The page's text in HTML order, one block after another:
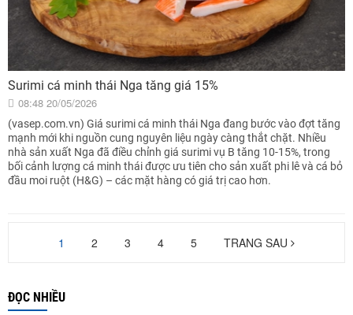
Surimi cá minh thái Nga tăng giá 15%
08:48 20/05/2026
(vasep.com.vn) Giá surimi cá minh thái Nga đang bước vào đợt tăng
mạnh mới khi nguồn cung nguyên liệu ngày càng thắt chặt. Nhiều
nhà sản xuất Nga đã điều chỉnh giá surimi vụ B tăng 10-15%, trong
bối cảnh lượng cá minh thái được ưu tiên cho sản xuất phi lê và cá bỏ
đầu moi ruột (H&G) – các mặt hàng có giá trị cao hơn.
1 2 3 4 5 TRANG SAU
ĐỌC NHIỀU